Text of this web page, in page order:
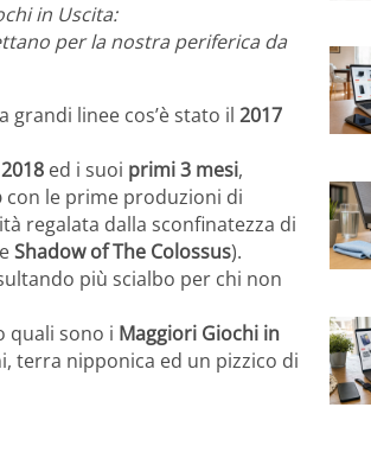
in Uscita:
per la nostra periferica da
a grandi linee cos’è stato il 2017
2018 ed i suoi primi 3 mesi,
con le prime produzioni di
regalata dalla sconfinatezza di
Shadow of The Colossus).
più scialbo per chi non
quali sono i Maggiori Giochi in
terra nipponica ed un pizzico di